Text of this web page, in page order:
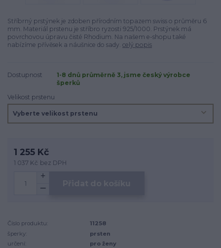
Stříbrný prstýnek je zdoben přírodním topazem swiss o průměru 6
mm. Materiál prstenu je stříbro ryzosti 925/1000. Prstýnek má
povrchovou úpravu čisté Rhodium. Na našem e-shopu také
nabízíme přívěsek a náušnice do sady. celý popis
Dostupnost
1-8 dnů průměrně 3, jsme český výrobce
šperků
Velikost prstenu
1 255 Kč
1 037 Kč bez DPH
Číslo produktu:
11258
šperky:
prsten
určení:
pro ženy